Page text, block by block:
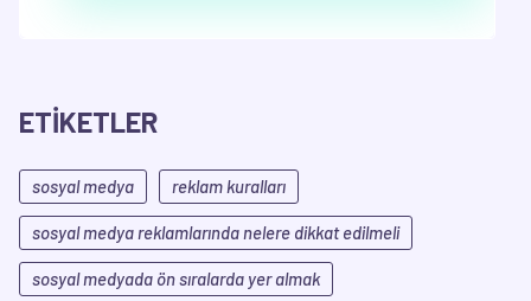
ETİKETLER
sosyal medya reklam kuralları
sosyal medya reklamlarında nelere dikkat edilmeli
sosyal medyada ön sıralarda yer almak